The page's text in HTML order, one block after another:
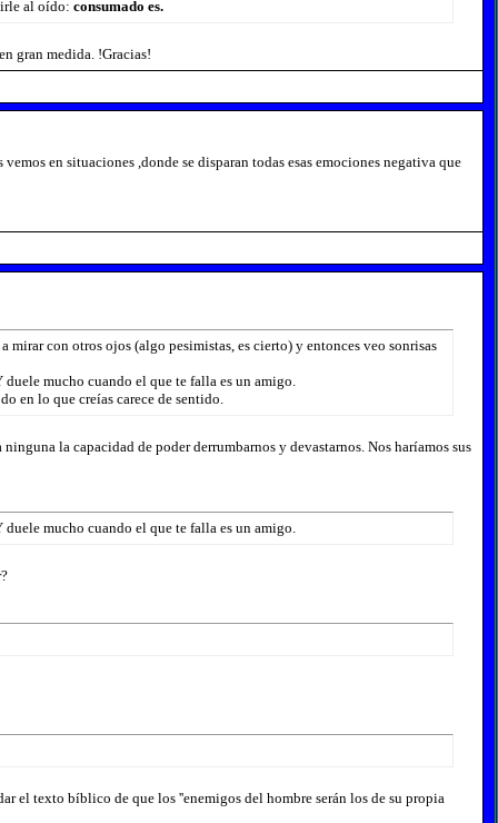
al oído: consumado es.
gran medida. !Gracias!
en situaciones ,donde se disparan todas esas emociones negativa que
con otros ojos (algo pesimistas, es cierto) y entonces veo sonrisas
mucho cuando el que te falla es un amigo.
en lo que creías carece de sentido.
la capacidad de poder derrumbarnos y devastarnos. Nos haríamos sus
mucho cuando el que te falla es un amigo.
el texto bíblico de que los ''enemigos del hombre serán los de su propia